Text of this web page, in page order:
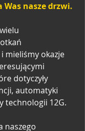
nasze drzwi.
mieliśmy okazje
dotyczyły
automatyki
technologii 12G.
naszego